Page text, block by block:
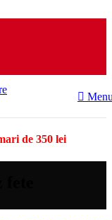
de 350 lei